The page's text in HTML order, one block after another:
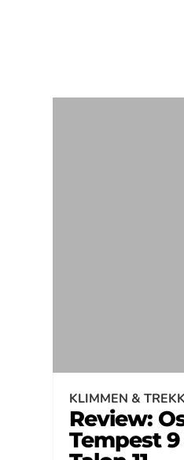
KLIMMEN &
Review:
Tempest 9